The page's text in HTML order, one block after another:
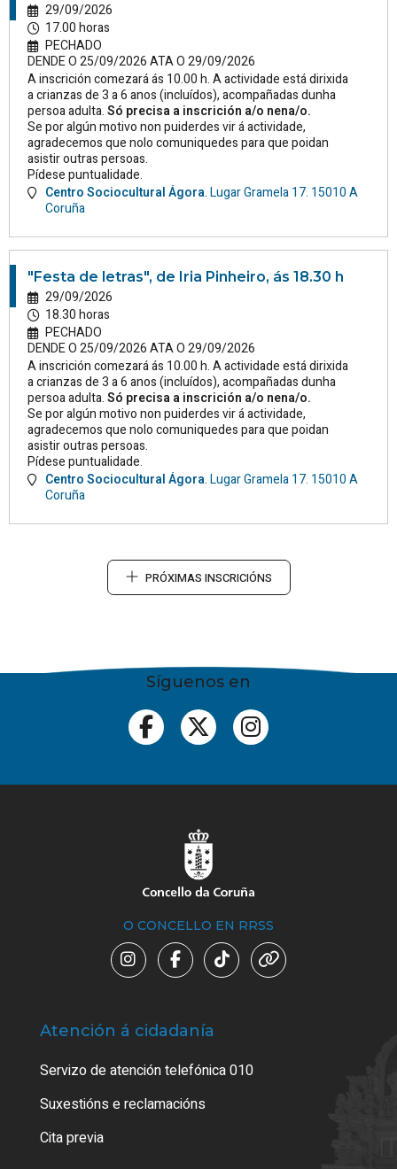
29/09/2026
17.00 horas
PECHADO
DENDE O 25/09/2026 ATA O 29/09/2026
A inscrición comezará ás 10.00 h. A actividade está dirixida
a crianzas de 3 a 6 anos (incluídos), acompañadas dunha
persoa adulta.Só precisa a inscrición a/o nena/o.
Se por algún motivo non puiderdes vir á actividade,
agradecemos que nolo comuniquedes para que poidan
asistir outras persoas.
Pídese puntualidade.
Centro Sociocultural Ágora.Lugar Gramela 17. 15010A
Coruña
"Festa de letras", de Iria Pinheiro, ás 18.30 h
29/09/2026
18.30 horas
PECHADO
DENDE O 25/09/2026 ATA O 29/09/2026
A inscrición comezará ás 10.00 h. A actividade está dirixida
a crianzas de 3 a 6 anos (incluídos), acompañadas dunha
persoa adulta.Só precisa a inscrición a/o nena/o.
Se por algún motivo non puiderdes vir á actividade,
agradecemos que nolo comuniquedes para que poidan
asistir outras persoas.
Pídese puntualidade.
Centro Sociocultural Ágora.Lugar Gramela 17. 15010A
Coruña
PRÓXIMAS INSCRICIÓNS
Síguenos en
O CONCELLO EN RRSS
Atención á cidadanía
Servizo de atención telefónica 010
Suxestións e reclamacións
Cita previa